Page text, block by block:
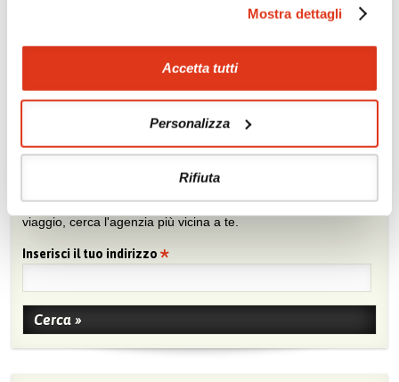
Mostra dettagli
Accetta tutti
Personalizza
Rifiuta
Sei viaggiatore/trice che non trova un’agenzia vicina o sei
agente e vuoi collaborare con noi?
Chiedi un preventivo
Trova l'agenzia più vicina
Sei interessato ai nostri tour? Fatti consigliare da un agente di
viaggio, cerca l'agenzia più vicina a te.
Inserisci il tuo indirizzo